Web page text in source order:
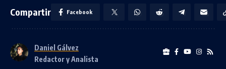
Compartir Facebook
Daniel Gálvez
Redactor y Analista